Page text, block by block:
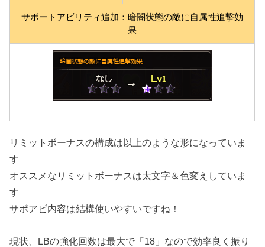
サポートアビリティ追加：暗闇状態の敵に自属性追撃効
果
リミットボーナスの構成は以上のような形になっていま
す
オススメなリミットボーナスは太文字＆色変えしていま
す
サポアビ内容は結構使いやすいですね！
現状、LBの強化回数は最大で「18」なので効率良く振り